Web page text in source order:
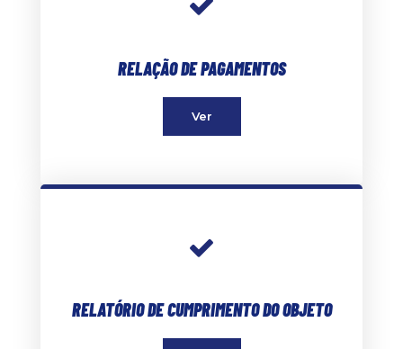
RELAÇÃO DE PAGAMENTOS
Ver
RELATÓRIO DE CUMPRIMENTO DO OBJETO